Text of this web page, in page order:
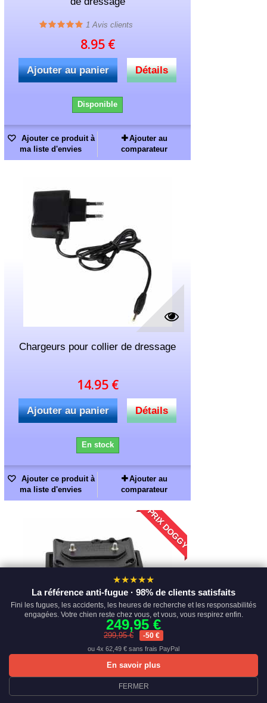
★★★★★
La référence anti-fugue · 98% de clients satisfaits
Fini les fugues, les accidents, les heures de recherche et les responsabilités
engagées. Votre chien reste chez vous, et vous, vous respirez enfin.
249,95 €
299,95 € -50 €
ou 4x 62,49 € sans frais PayPal
En savoir plus
FERMER
1 Avis clients
8.95 €
Ajouter au panier Détails
Disponible
Ajouter ce produit à
ma liste d'envies
Ajouter au
comparateur
Chargeurs pour collier de dressage
14.95 €
Ajouter au panier Détails
En stock
Ajouter ce produit à
ma liste d'envies
Ajouter au
comparateur
PRIX DOGGY
Tous les colliers pour système de